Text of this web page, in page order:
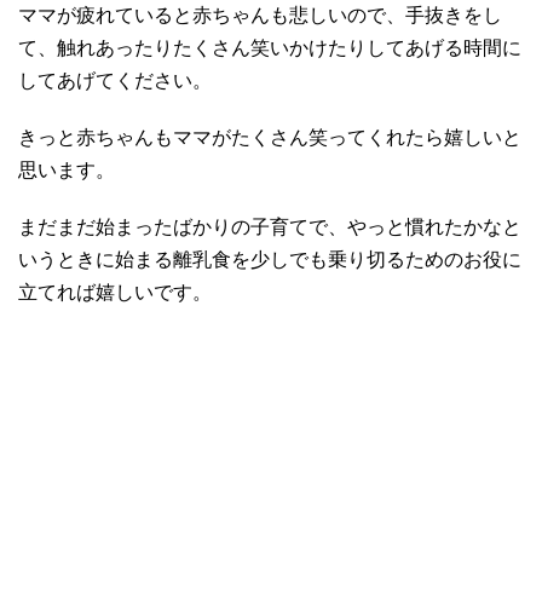
ママが疲れていると赤ちゃんも悲しいので、手抜きをし
て、触れあったりたくさん笑いかけたりしてあげる時間に
してあげてください。
きっと赤ちゃんもママがたくさん笑ってくれたら嬉しいと
思います。
まだまだ始まったばかりの子育てで、やっと慣れたかなと
いうときに始まる離乳食を少しでも乗り切るためのお役に
立てれば嬉しいです。